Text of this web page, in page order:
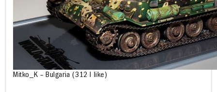
Mitko_K – Bulgaria (312 I like)